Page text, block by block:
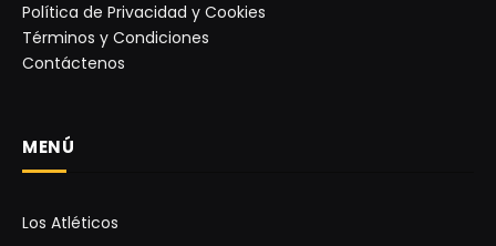
Política de Privacidad y Cookies
Términos y Condiciones
Contáctenos
MENÚ
Los Atléticos